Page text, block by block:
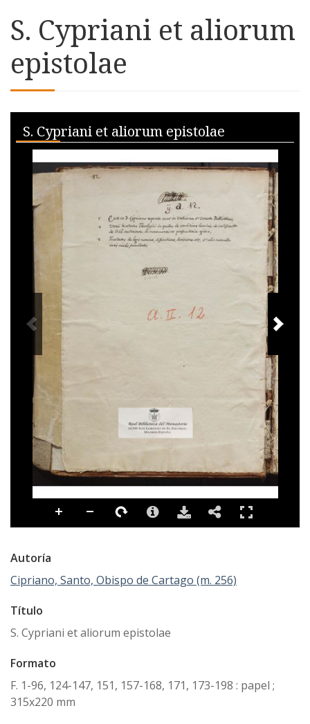
S. Cypriani et aliorum
epistolae
Media Viewer
S. Cypriani et aliorum epistolae
Autoría
Cipriano, Santo, Obispo de Cartago (m. 256)
Título
S. Cypriani et aliorum epistolae
Formato
F. 1-96, 124-147, 151, 157-168, 171, 173-198 : papel ;
315x220 mm